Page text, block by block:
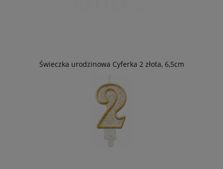
Świeczka urodzinowa Cyferka 2 złota, 6,5cm